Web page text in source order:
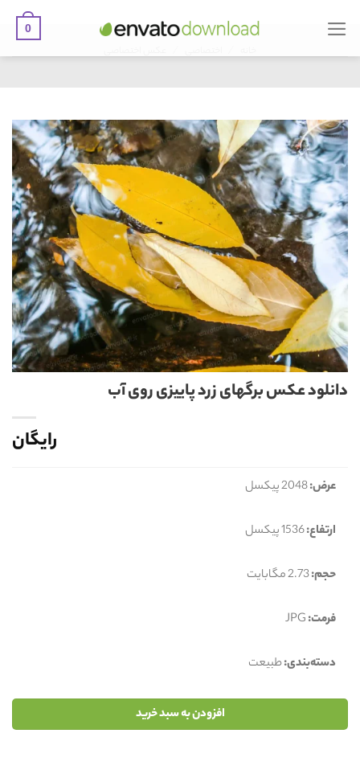
Skip
to
0
/
/
دانلود عکس برگهای زرد پاییزی روی آب
رایگان
عرض:2048 پیکسل
ارتفاع:1536 پیکسل
حجم:2.73 مگابایت
فرمت:JPG
دسته‌بندی:طبیعت
افزودن به سبد خرید